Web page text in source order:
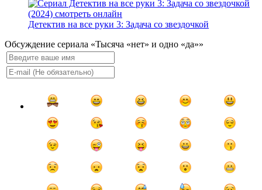
Детектив на все руки 3: Задача со звездочкой
Обсуждение сериала «Тысяча «нет» и одно «да»»